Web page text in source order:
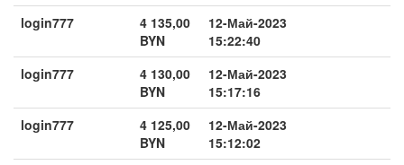
login777
4 135,00
BYN
12-Май-2023
15:22:40
login777
4 130,00
BYN
12-Май-2023
15:17:16
login777
4 125,00
BYN
12-Май-2023
15:12:02